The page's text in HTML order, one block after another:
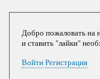
Добро пожаловать на
и ставить "лайки"
ВойтиРегистрация